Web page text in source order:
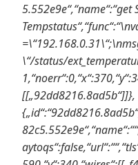
5.552e9e“,“name“:“get
\“/status/
[[„92dd8216.8ad5b“]]},